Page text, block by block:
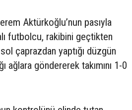
Aktürkoğlu’nun pasıyla
futbolcu, rakibini geçtikten
çaprazdan yaptığı düzgün
ağlara göndererek takımını 1-0